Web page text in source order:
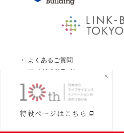
よくあるご質問
ロゴガイドライン
特定商取引法に基づく表